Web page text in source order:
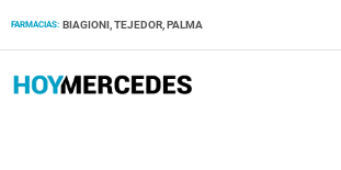
FARMACIAS: BIAGIONI, TEJEDOR, PALMA